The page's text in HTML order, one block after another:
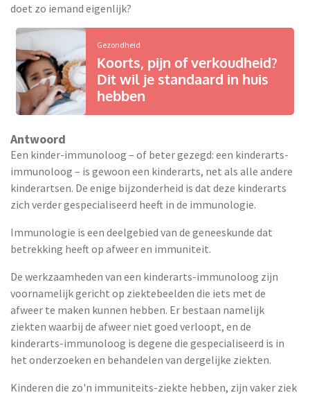
doet zo iemand eigenlijk?
Gezondheid
Koorts, pijn of verkoudheid?
Dit wil je standaard in huis
hebben
Antwoord
Een kinder-immunoloog – of beter gezegd: een kinderarts-
immunoloog – is gewoon een kinderarts, net als alle andere
kinderartsen. De enige bijzonderheid is dat deze kinderarts
zich verder gespecialiseerd heeft in de immunologie.
Immunologie is een deelgebied van de geneeskunde dat
betrekking heeft op afweer en immuniteit.
De werkzaamheden van een kinderarts-immunoloog zijn
voornamelijk gericht op ziektebeelden die iets met de
afweer te maken kunnen hebben. Er bestaan namelijk
ziekten waarbij de afweer niet goed verloopt, en de
kinderarts-immunoloog is degene die gespecialiseerd is in
het onderzoeken en behandelen van dergelijke ziekten.
Kinderen die zo'n immuniteits-ziekte hebben, zijn vaker ziek